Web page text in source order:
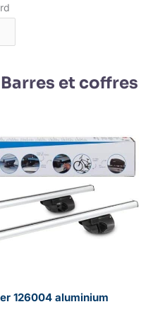
et coffres
126004 aluminium